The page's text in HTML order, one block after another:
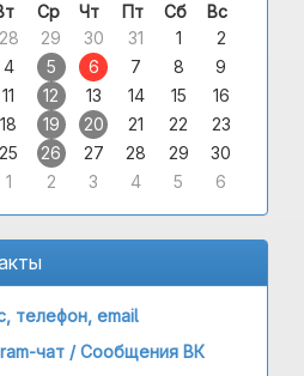
Ср Чт Пт Сб
Вс
28 29 30 31 1
2
4 5 6 7 8
9
11 12 13 14 15
16
18 19 20 21 22
23
25 26 27 28 29
30
1 2 3 4 5 6
телефон, email
чат /Сообщения ВК